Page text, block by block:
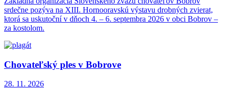
srdečne pozýva na XIII. Hornooravskú výstavu drobných zvierat,
ktorá sa uskutoční v dňoch 4. – 6. septembra 2026 v obci Bobrov –
za kostolom.
Chovateľský ples v Bobrove
28. 11. 2026